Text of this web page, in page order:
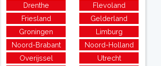
Drenthe
Flevoland
Friesland
Gelderland
Groningen
Limburg
Noord-Brabant
Noord-Holland
Overijssel
Utrecht